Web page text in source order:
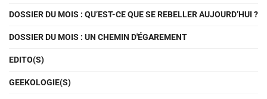
DOSSIER DU MOIS : QU’EST-CE QUE SE REBELLER AUJOURD’HUI ?
DOSSIER DU MOIS : UN CHEMIN D'ÉGAREMENT
EDITO(S)
GEEKOLOGIE(S)